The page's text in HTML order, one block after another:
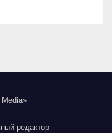
Media»
редактор